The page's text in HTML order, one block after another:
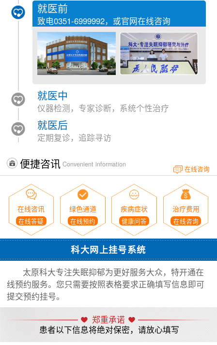
就医前
致电0351-6999992，或官网在线咨询
就医中
仪器检测，专家诊断，系统个性治疗
就医后
定期复诊，追踪寻访
便捷咨讯 Convenient information
在线咨询
在线咨讯
在线答疑
绿色通道
在线预约
疾病症状
健康问答
治疗费用
在线咨询
科大网上挂号系统
太原科大专注失眠抑郁为更好服务大众，特开通在
线预约服务。您只需要按照表格要求正确填写信息即可
提交预约挂号。
郑重承诺
患者以下信息将绝对保密，请放心填写